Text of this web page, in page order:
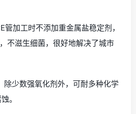
管加工时不添加重金属盐稳定剂，
不滋生细菌，很好地解决了城市
除少数强氧化剂外，可耐多种化学
。